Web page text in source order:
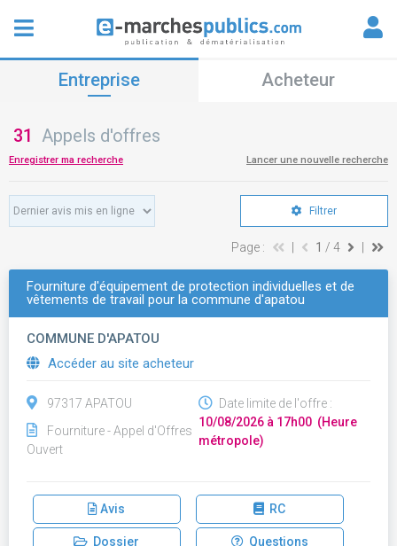
Entreprise Acheteur
31 Appels d'offres
Enregistrer ma recherche Lancer une nouvelle recherche
Filtrer
Page : 1 / 4
Fourniture d'équipement de protection individuelles et de
vêtements de travail pour la commune d'apatou
COMMUNE D'APATOU
Accéder au site acheteur
97317 APATOU
Fourniture - Appel d'Offres
Ouvert
Date limite de l'offre :
10/08/2026 à 17h00 (Heure
métropole)
Avis RC
Dossier Questions